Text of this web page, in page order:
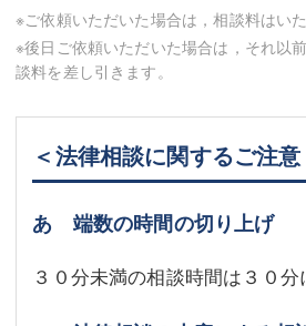
労働問題（解雇，残業等）
刑事弁護
交通事故
不動産登記
刑事弁護
交通事故
不動産登記
商業登記
※ご依頼いただいた場合は，相談料はいた
※後日ご依頼いただいた場合は，それ以
談料を差し引きます。
＜法律相談に関するご注意
あ 端数の時間の切り上げ
３０分未満の相談時間は３０分